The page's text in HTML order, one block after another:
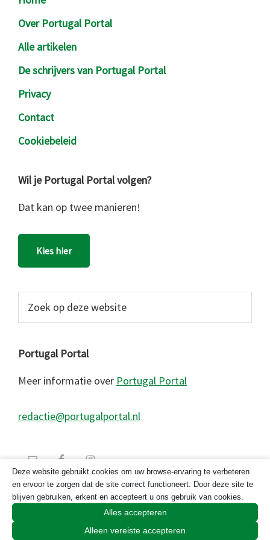
Over Portugal Portal
Alle artikelen
De schrijvers van Portugal Portal
Privacy
Contact
Cookiebeleid
Wil je Portugal Portal volgen?
Dat kan op twee manieren!
Kies hier
website
Portugal Portal
Meer informatie over Portugal Portal
redactie@portugalportal.nl
Deze website gebruikt cookies om uw browse-ervaring te verbeteren
en ervoor te zorgen dat de site correct functioneert. Door deze site te
blijven gebruiken, erkent en accepteert u ons gebruik van cookies.
Alles accepteren
Alleen vereiste accepteren